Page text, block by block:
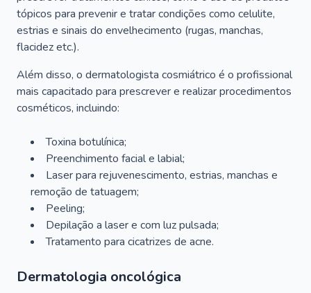
tópicos para prevenir e tratar condições como celulite,
estrias e sinais do envelhecimento (rugas, manchas,
flacidez etc.).
Além disso, o dermatologista cosmiátrico é o profissional
mais capacitado para prescrever e realizar procedimentos
cosméticos, incluindo:
Toxina botulínica;
Preenchimento facial e labial;
Laser para rejuvenescimento, estrias, manchas e
remoção de tatuagem;
Peeling;
Depilação a laser e com luz pulsada;
Tratamento para cicatrizes de acne.
Dermatologia oncológica